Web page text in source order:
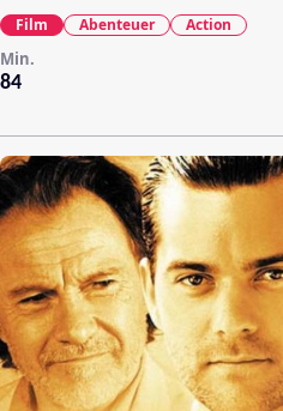
84
Min.
Film Abenteuer Action